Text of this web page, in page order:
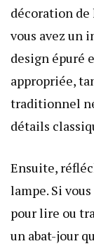
décoration de
vous avez un
design épuré
appropriée,
traditionnel
détails
Ensuite,
lampe. Si
pour lire ou
un abat-jour